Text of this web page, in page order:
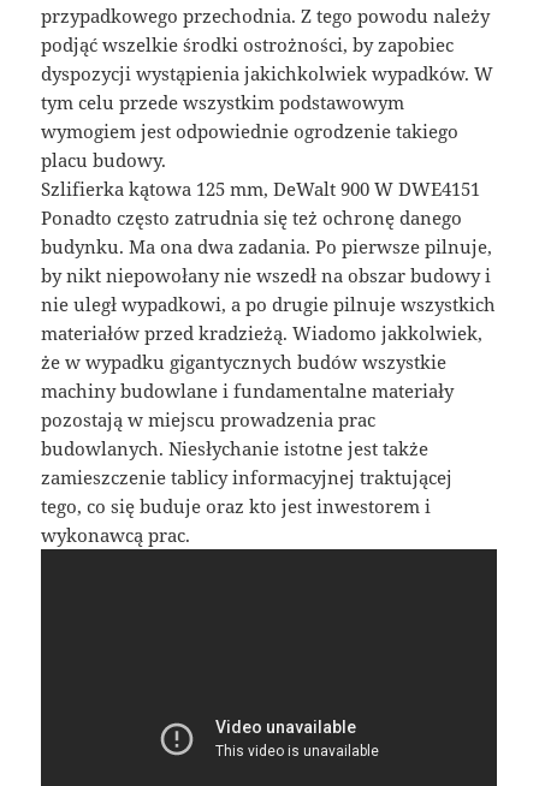
przypadkowego przechodnia. Z tego powodu należy
podjąć wszelkie środki ostrożności, by zapobiec
dyspozycji wystąpienia jakichkolwiek wypadków. W
tym celu przede wszystkim podstawowym
wymogiem jest odpowiednie ogrodzenie takiego
placu budowy.
Szlifierka kątowa 125 mm, DeWalt 900 W DWE4151
Ponadto często zatrudnia się też ochronę danego
budynku. Ma ona dwa zadania. Po pierwsze pilnuje,
by nikt niepowołany nie wszedł na obszar budowy i
nie uległ wypadkowi, a po drugie pilnuje wszystkich
materiałów przed kradzieżą. Wiadomo jakkolwiek,
że w wypadku gigantycznych budów wszystkie
machiny budowlane i fundamentalne materiały
pozostają w miejscu prowadzenia prac
budowlanych. Niesłychanie istotne jest także
zamieszczenie tablicy informacyjnej traktującej
tego, co się buduje oraz kto jest inwestorem i
wykonawcą prac.